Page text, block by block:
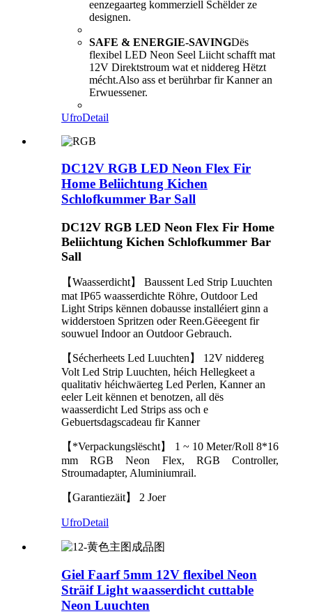
eenzegaarteg kommerziell Schëlder ze
designen.
SAFE & ENERGIE-SAVINGDës
flexibel LED Neon Seel Liicht schafft mat
12V Direktstroum wat et niddereg Hëtzt
mécht.Also ass et berührbar fir Kanner an
Erwuessener.
UfroDetail
DC12V RGB LED Neon Flex Fir
Home Beliichtung Kichen
Schlofkummer Bar Sall
DC12V RGB LED Neon Flex Fir Home
Beliichtung Kichen Schlofkummer Bar
Sall
【Waasserdicht】 Baussent Led Strip Luuchten
mat IP65 waasserdichte Röhre, Outdoor Led
Light Strips kënnen dobausse installéiert ginn a
widderstoen Spritzen oder Reen.Gëeegent fir
souwuel Indoor an Outdoor Gebrauch.
【Sécherheets Led Luuchten】 12V niddereg
Volt Led Strip Luuchten, héich Hellegkeet a
qualitativ héichwäerteg Led Perlen, Kanner an
eeler Leit kënnen et benotzen, all dës
waasserdicht Led Strips ass och e
Gebuertsdagscadeau fir Kanner
【*Verpackungslëscht】 1 ~ 10 Meter/Roll 8*16
mm RGB Neon Flex, RGB Controller,
Stroumadapter, Aluminiumrail.
【Garantiezäit】 2 Joer
UfroDetail
Giel Faarf 5mm 12V flexibel Neon
Sträif Light waasserdicht cuttable
Neon Luuchten